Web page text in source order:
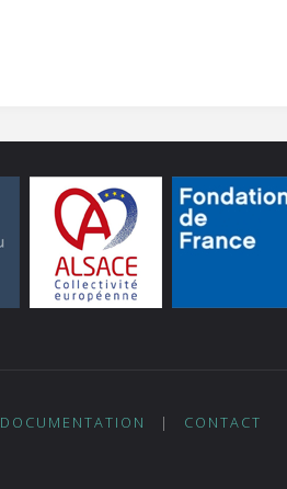
DOCUMENTATION | CONTACT